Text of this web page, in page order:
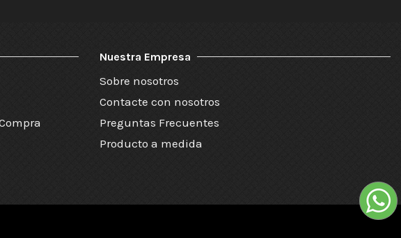
Nuestra Empresa
Sobre nosotros
Contacte con nosotros
Preguntas Frecuentes
Producto a medida